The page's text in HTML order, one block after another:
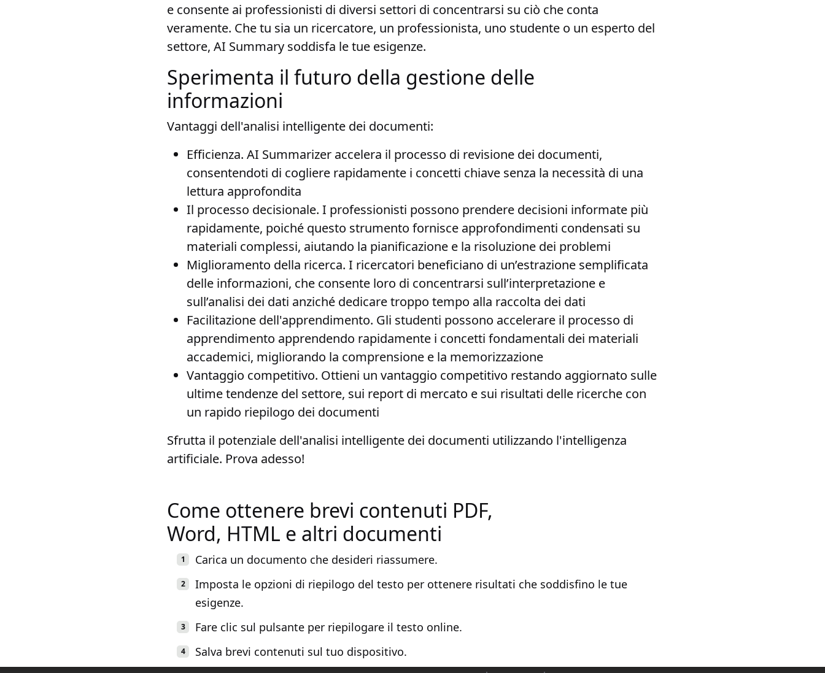
e consente ai professionisti di diversi settori di concentrarsi su ciò che conta
veramente. Che tu sia un ricercatore, un professionista, uno studente o un esperto del
settore, AI Summary soddisfa le tue esigenze.
Sperimenta il futuro della gestione delle
informazioni
Vantaggi dell'analisi intelligente dei documenti:
Efficienza. AI Summarizer accelera il processo di revisione dei documenti,
consentendoti di cogliere rapidamente i concetti chiave senza la necessità di una
lettura approfondita
Il processo decisionale. I professionisti possono prendere decisioni informate più
rapidamente, poiché questo strumento fornisce approfondimenti condensati su
materiali complessi, aiutando la pianificazione e la risoluzione dei problemi
Miglioramento della ricerca. I ricercatori beneficiano di un’estrazione semplificata
delle informazioni, che consente loro di concentrarsi sull’interpretazione e
sull’analisi dei dati anziché dedicare troppo tempo alla raccolta dei dati
Facilitazione dell'apprendimento. Gli studenti possono accelerare il processo di
apprendimento apprendendo rapidamente i concetti fondamentali dei materiali
accademici, migliorando la comprensione e la memorizzazione
Vantaggio competitivo. Ottieni un vantaggio competitivo restando aggiornato sulle
ultime tendenze del settore, sui report di mercato e sui risultati delle ricerche con
un rapido riepilogo dei documenti
Sfrutta il potenziale dell'analisi intelligente dei documenti utilizzando l'intelligenza
artificiale. Prova adesso!
Come ottenere brevi contenuti PDF,
Word, HTML e altri documenti
Carica un documento che desideri riassumere.
Imposta le opzioni di riepilogo del testo per ottenere risultati che soddisfino le tue
esigenze.
Fare clic sul pulsante per riepilogare il testo online.
Salva brevi contenuti sul tuo dispositivo.